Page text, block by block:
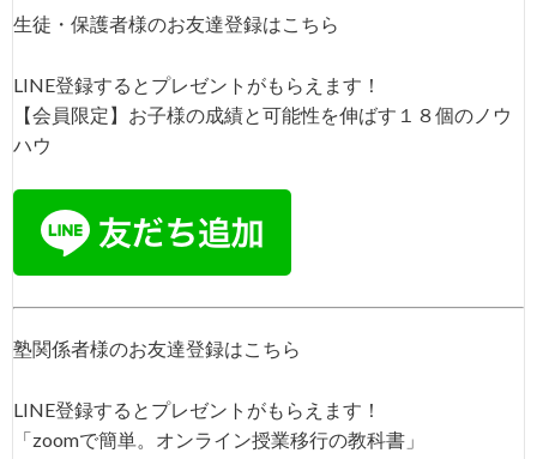
生徒・保護者様のお友達登録はこちら
LINE登録するとプレゼントがもらえます！
【会員限定】お子様の成績と可能性を伸ばす１８個のノウ
ハウ
塾関係者様のお友達登録はこちら
LINE登録するとプレゼントがもらえます！
「zoomで簡単。オンライン授業移行の教科書」